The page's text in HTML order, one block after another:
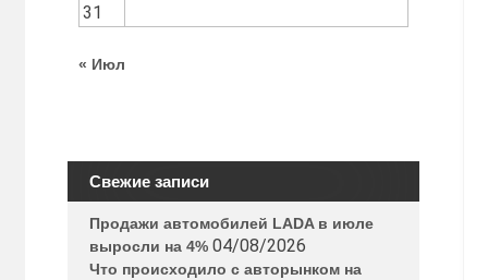
31
« Июл
Свежие записи
Продажи автомобилей LADA в июле
выросли на 4% 04/08/2026
Что происходило с авторынком на